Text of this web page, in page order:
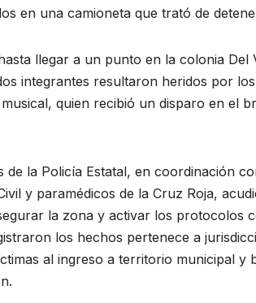
en una camioneta que trató de
llegar a un punto en la colonia Del
integrantes resultaron heridos por
quien recibió un disparo en el
la Policía Estatal, en coordinación
y paramédicos de la Cruz Roja,
la zona y activar los protocolos
los hechos pertenece a
al ingreso a territorio municipal y